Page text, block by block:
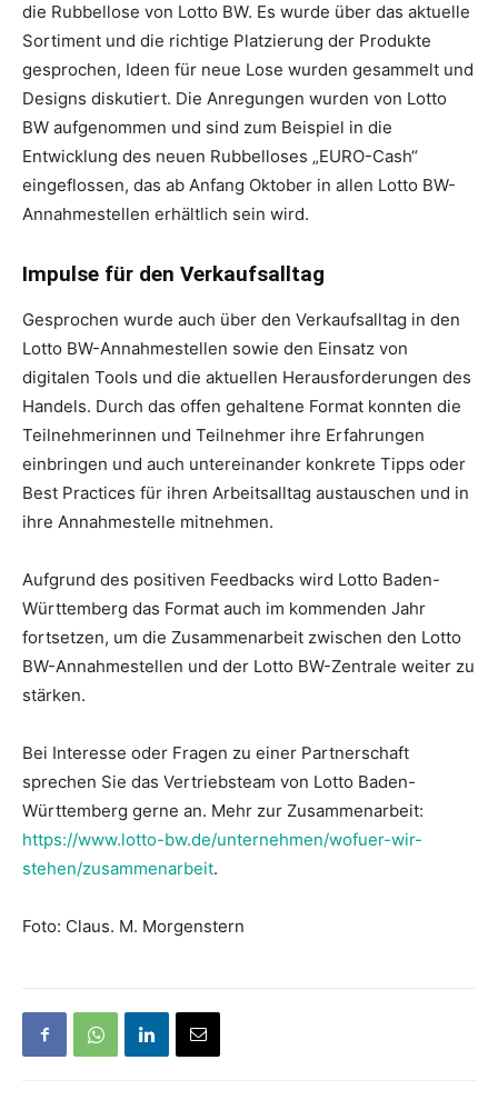
die Rubbellose von Lotto BW. Es wurde über das aktuelle
Sortiment und die richtige Platzierung der Produkte
gesprochen, Ideen für neue Lose wurden gesammelt und
Designs diskutiert. Die Anregungen wurden von Lotto
BW aufgenommen und sind zum Beispiel in die
Entwicklung des neuen Rubbelloses „EURO-Cash“
eingeflossen, das ab Anfang Oktober in allen Lotto BW-
Annahmestellen erhältlich sein wird.
Impulse für den Verkaufsalltag
Gesprochen wurde auch über den Verkaufsalltag in den
Lotto BW-Annahmestellen sowie den Einsatz von
digitalen Tools und die aktuellen Herausforderungen des
Handels. Durch das offen gehaltene Format konnten die
Teilnehmerinnen und Teilnehmer ihre Erfahrungen
einbringen und auch untereinander konkrete Tipps oder
Best Practices für ihren Arbeitsalltag austauschen und in
ihre Annahmestelle mitnehmen.
Aufgrund des positiven Feedbacks wird Lotto Baden-
Württemberg das Format auch im kommenden Jahr
fortsetzen, um die Zusammenarbeit zwischen den Lotto
BW-Annahmestellen und der Lotto BW-Zentrale weiter zu
stärken.
Bei Interesse oder Fragen zu einer Partnerschaft
sprechen Sie das Vertriebsteam von Lotto Baden-
Württemberg gerne an. Mehr zur Zusammenarbeit:
https://www.lotto-bw.de/unternehmen/wofuer-wir-
stehen/zusammenarbeit.
Foto: Claus. M. Morgenstern